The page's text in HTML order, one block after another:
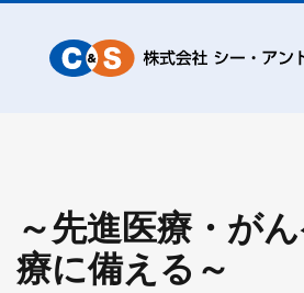
～先進医療・が
療に備える～